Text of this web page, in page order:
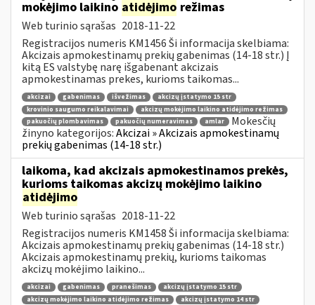
mokėjimo laikino atidėjimo režimas
Web turinio sąrašas 2018-11-22
Registracijos numeris KM1456 Ši informacija skelbiama:
Akcizais apmokestinamų prekių gabenimas (14-18 str.) Į
kitą ES valstybę narę išgabenant akcizais
apmokestinamas prekes, kurioms taikomas...
akcizai gabenimas išvežimas
akcizų įstatymo 15 str
krovinio saugumo reikalavimai
akcizų mokėjimo laikino atidėjimo režimas
pakuočių plombavimas
pakuočių numeravimas amlar
Mokesčių
žinyno kategorijos:Akcizai » Akcizais apmokestinamų
prekių gabenimas (14-18 str.)
laikoma, kad akcizais apmokestinamos prekės,
kurioms taikomas akcizų mokėjimo laikino
atidėjimo
Web turinio sąrašas 2018-11-22
Registracijos numeris KM1458 Ši informacija skelbiama:
Akcizais apmokestinamų prekių gabenimas (14-18 str.)
Akcizais apmokestinamų prekių, kurioms taikomas
akcizų mokėjimo laikino...
akcizai gabenimas pranešimas
akcizų įstatymo 15 str
akcizų mokėjimo laikino atidėjimo režimas
akcizų įstatymo 14 str